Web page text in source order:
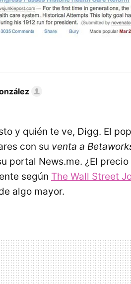
y quién te ve, Digg. El
con su venta a
portal News.me. ¿El
según The Wall Street
algo mayor.